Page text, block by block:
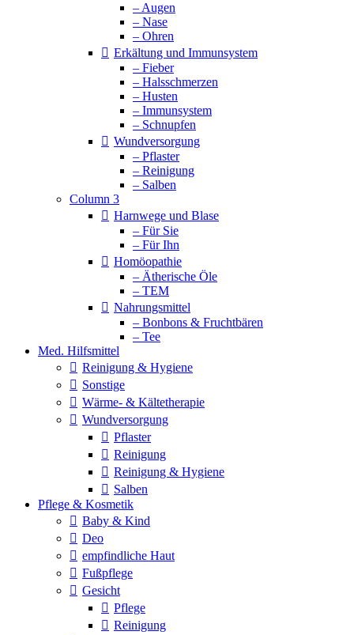
– Augen
– Nase
– Ohren
Erkältung und Immunsystem
– Fieber
– Halsschmerzen
– Husten
– Immunsystem
– Schnupfen
Wundversorgung
– Pflaster
– Reinigung
– Salben
Column 3
Harnwege und Blase
– Für Sie
– Für Ihn
Homöopathie
– Ätherische Öle
– TEM
Nahrungsmittel
– Bonbons & Fruchtbären
– Tee
Med. Hilfsmittel
Reinigung & Hygiene
Sonstige
Wärme- & Kältetherapie
Wundversorgung
Pflaster
Reinigung
Reinigung & Hygiene
Salben
Pflege & Kosmetik
Baby & Kind
Deo
empfindliche Haut
Fußpflege
Gesicht
Pflege
Reinigung